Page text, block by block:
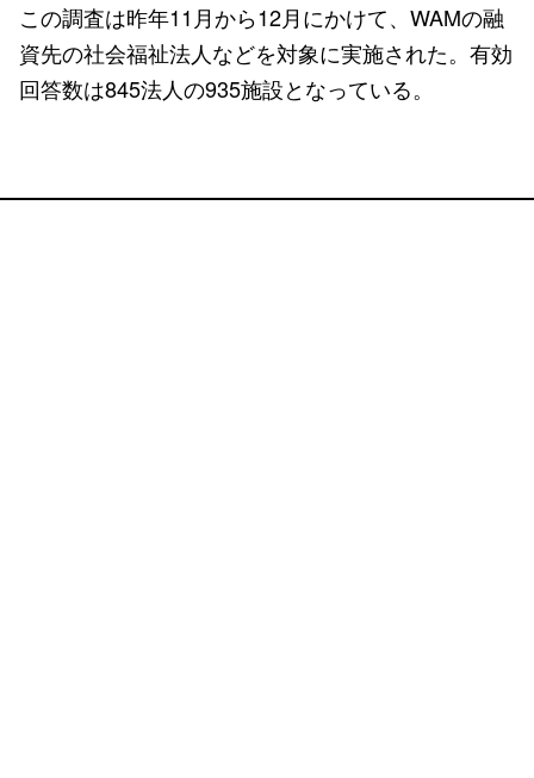
この調査は昨年11月から12月にかけて、WAMの融
資先の社会福祉法人などを対象に実施された。有効
回答数は845法人の935施設となっている。